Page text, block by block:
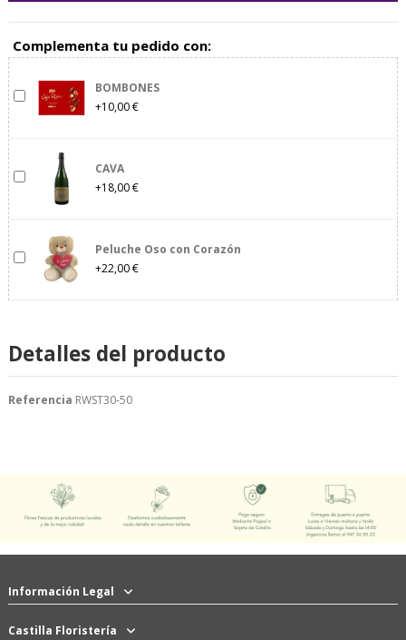
Complementa tu pedido con:
BOMBONES
+10,00 €
CAVA
+18,00 €
Peluche Oso con Corazón
+22,00 €
Detalles del producto
Referencia RWST30-50
Información Legal
Castilla Floristería